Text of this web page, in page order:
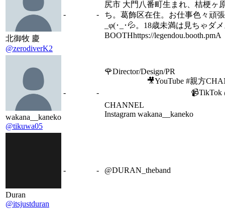
北御牧 慶
@zerodiverK2
- -
尻市 大門八番町生まれ、桔梗ヶ
ち。葛飾区在住。お仕事色々頑
_φ(･_･💦。18歳未満は見ちゃダ
BOOTHhttps://legendou.booth.pmA
wakana__kaneko
@tikuwa05
- -
🌹Director/Design/PR ⠀ ⠀ ⠀ ⠀
⠀ ⠀ ⠀⠀⠀⠀ 🎥YouTube #親方
⠀ ⠀ ⠀ ⠀ ⠀ ⠀ ⠀ ⠀ ⠀ ⠀ ⠀📹TikTok
CHANNEL ⠀ ⠀ ⠀ ⠀ ⠀⠀ ⠀⠀ ⠀ ⠀
Instagram wakana__kaneko
Duran
@itsjustduran
- - @DURAN_theband